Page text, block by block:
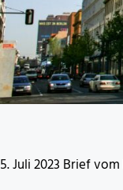
5. Juli 2023 Brief